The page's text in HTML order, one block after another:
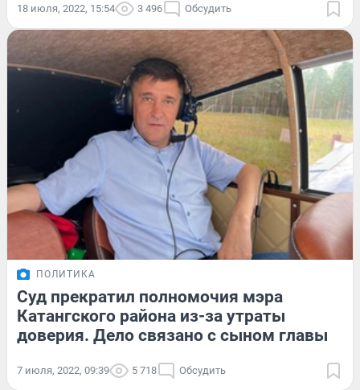
18 июля, 2022, 15:54 3 496 Обсудить
ПОЛИТИКА
Суд прекратил полномочия мэра
Катангского района из-за утраты
доверия. Дело связано с сыном главы
7 июля, 2022, 09:39 5 718 Обсудить